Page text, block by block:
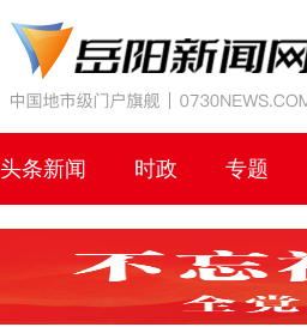
头条新闻 时政 专题